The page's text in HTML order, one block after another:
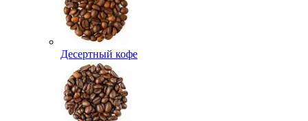
Десертный кофе